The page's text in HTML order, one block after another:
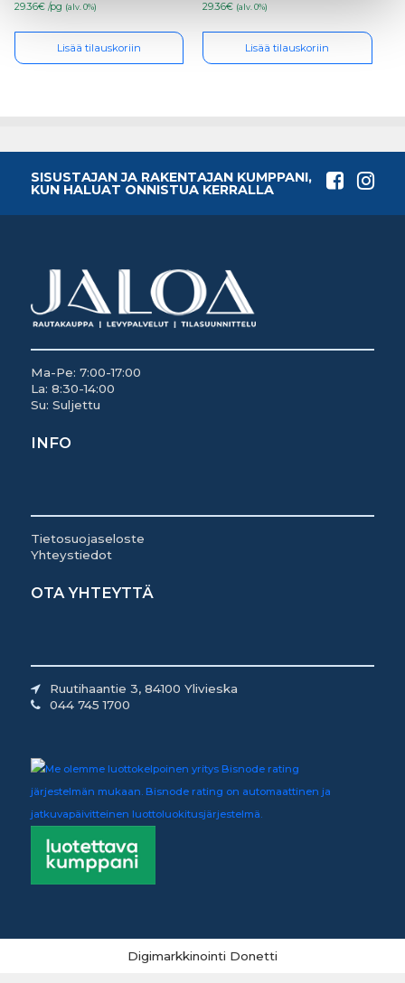
29.36€ /pg (alv. 0%)
Lisää tilauskoriin
29.36€ (alv. 0%)
Lisää tilauskoriin
SISUSTAJAN JA RAKENTAJAN KUMPPANI,
KUN HALUAT ONNISTUA KERRALLA
Ma-Pe: 7:00-17:00
La: 8:30-14:00
Su: Suljettu
INFO
Tietosuojaseloste
Yhteystiedot
OTA YHTEYTTÄ
Ruutihaantie 3, 84100 Ylivieska
044 745 1700
Digimarkkinointi Donetti